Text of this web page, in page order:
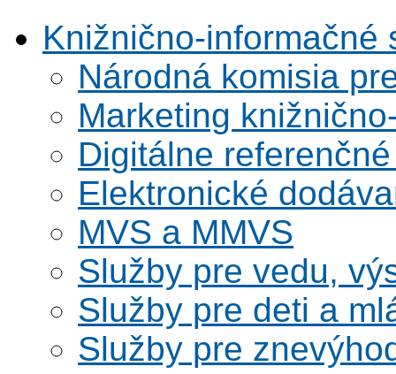
Knižnično-informačné
Národná komisia
Marketing
Digitálne
Elektronické
MVS a MMVS
Služby pre vedu,
Služby pre deti a
Služby pre